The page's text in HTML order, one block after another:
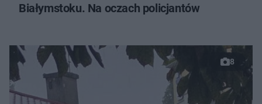
Białymstoku. Na oczach policjantów
8